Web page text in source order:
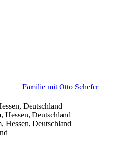
Familie mit Otto Schefer
Deutschland
Hessen, Deutschland
Hessen, Deutschland